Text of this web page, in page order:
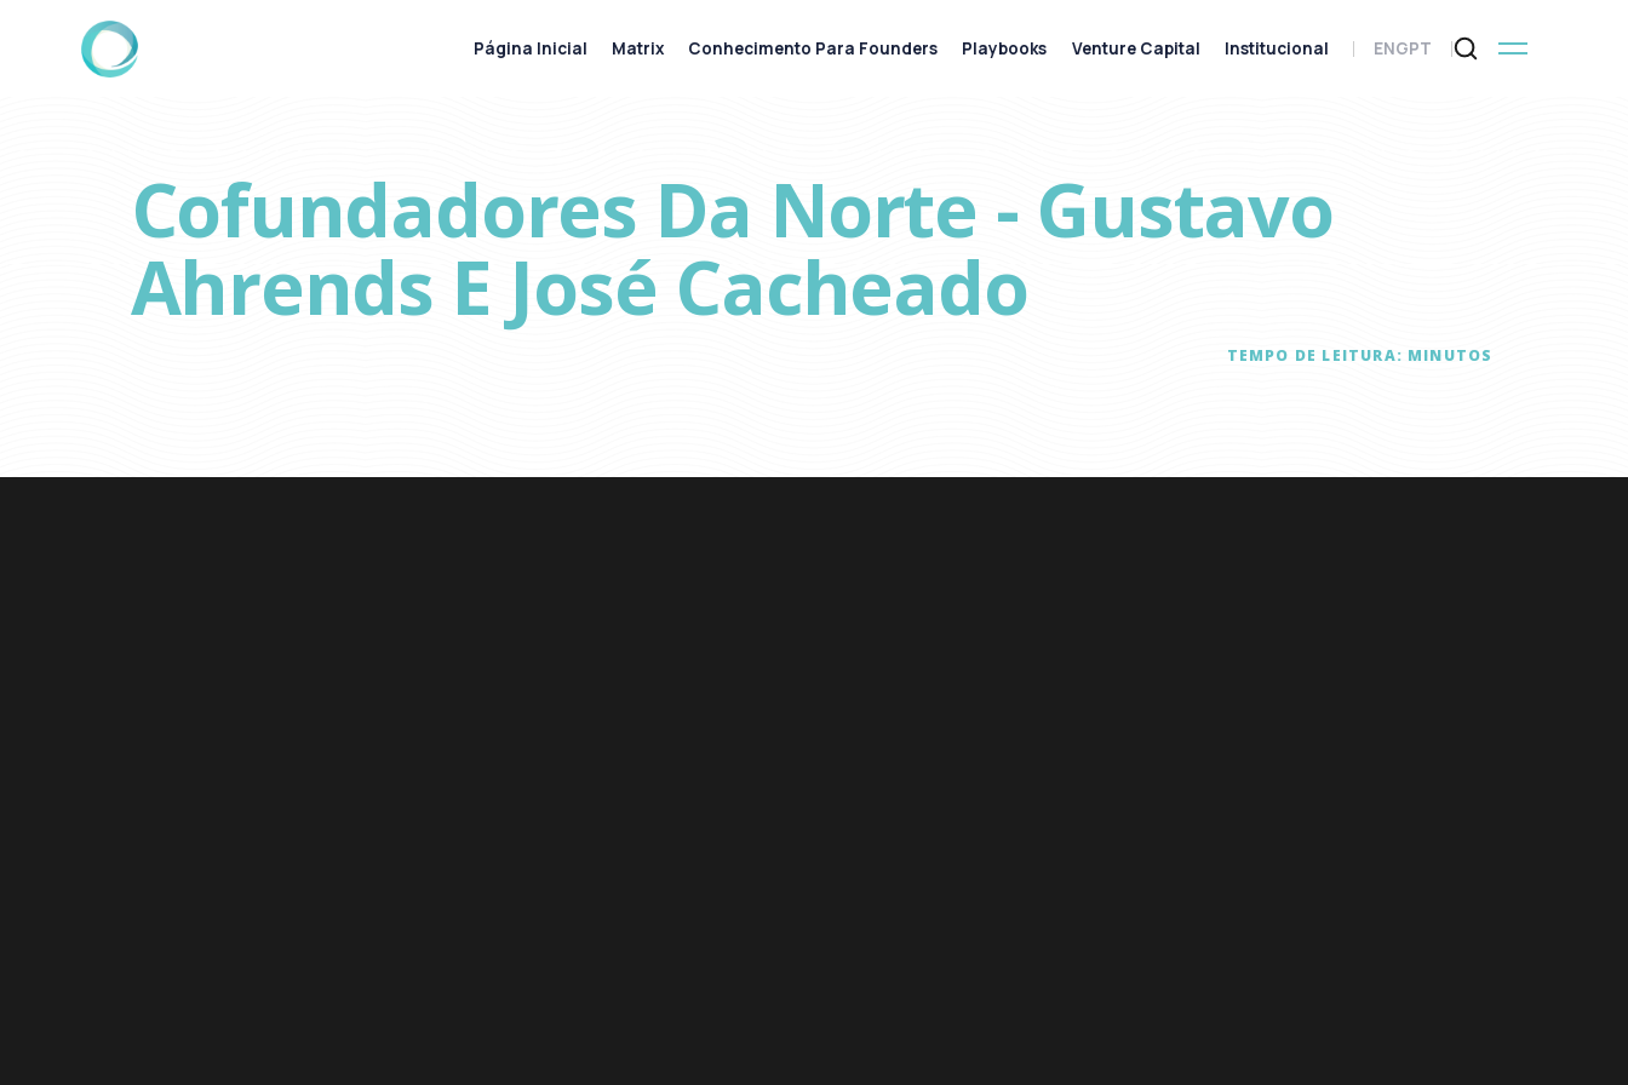
Cofundadores Da Norte - Gustavo
Ahrends E José Cacheado
TEMPO DE LEITURA: MINUTOS
Página Inicial Matrix Conhecimento Para Founders Playbooks Venture Capital Institucional ENGPT